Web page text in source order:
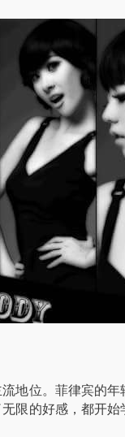
地位。菲律宾的
限的好感，都开